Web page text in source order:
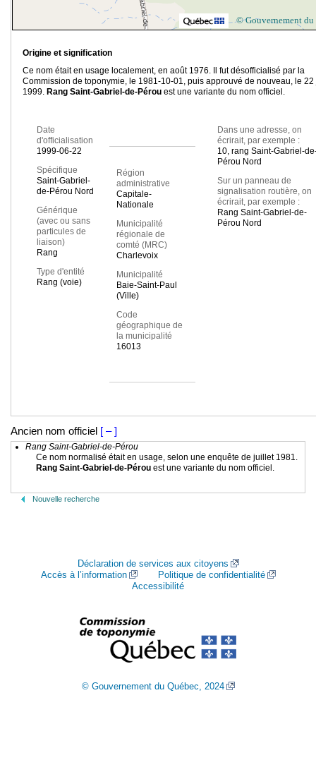
© Gouvernement du
Origine et signification
Ce nom était en usage localement, en août 1976. Il fut désofficialisé par la
Commission de toponymie, le 1981-10-01, puis approuvé de nouveau, le 22
1999. Rang Saint-Gabriel-de-Pérou est une variante du nom officiel.
Date
d'officialisation
1999-06-22
Spécifique
Saint-Gabriel-
de-Pérou Nord
Générique
(avec ou sans
particules de
liaison)
Rang
Type d'entité
Rang (voie)
Région
administrative
Capitale-
Nationale
Municipalité
régionale de
comté (MRC)
Charlevoix
Municipalité
Baie-Saint-Paul
(Ville)
Code
géographique de
la municipalité
16013
Dans une adresse, on
écrirait, par exemple :
10, rang Saint-Gabriel-
Pérou Nord
Sur un panneau de
signalisation routière, on
écrirait, par exemple :
Rang Saint-Gabriel-de-
Pérou Nord
Ancien nom officiel [ – ]
Rang Saint-Gabriel-de-Pérou
Ce nom normalisé était en usage, selon une enquête de juillet 1981.
Rang Saint-Gabriel-de-Pérou est une variante du nom officiel.
Nouvelle recherche
Déclaration de services aux citoyens
Accès à l’information
Politique de confidentialité
Accessibilité
© Gouvernement du Québec, 2024